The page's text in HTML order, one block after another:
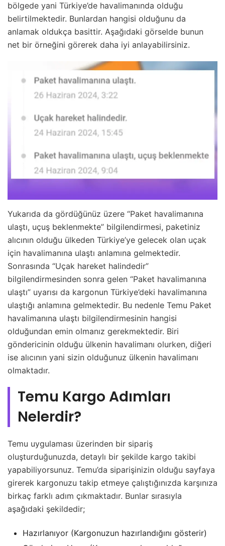
bölgede yani Türkiye’de havalimanında olduğu
belirtilmektedir. Bunlardan hangisi olduğunu da
anlamak oldukça basittir. Aşağıdaki görselde bunun
net bir örneğini görerek daha iyi anlayabilirsiniz.
Yukarıda da gördüğünüz üzere “Paket havalimanına
ulaştı, uçuş beklenmekte” bilgilendirmesi, paketiniz
alıcının olduğu ülkeden Türkiye’ye gelecek olan uçak
için havalimanına ulaştı anlamına gelmektedir.
Sonrasında “Uçak hareket halindedir”
bilgilendirmesinden sonra gelen “Paket havalimanına
ulaştı” uyarısı da kargonun Türkiye’deki havalimanına
ulaştığı anlamına gelmektedir. Bu nedenle Temu Paket
havalimanına ulaştı bilgilendirmesinin hangisi
olduğundan emin olmanız gerekmektedir. Biri
göndericinin olduğu ülkenin havalimanı olurken, diğeri
ise alıcının yani sizin olduğunuz ülkenin havalimanı
olmaktadır.
Temu Kargo Adımları
Nelerdir?
Temu uygulaması üzerinden bir sipariş
oluşturduğunuzda, detaylı bir şekilde kargo takibi
yapabiliyorsunuz. Temu’da siparişinizin olduğu sayfaya
girerek kargonuzu takip etmeye çalıştığınızda karşınıza
birkaç farklı adım çıkmaktadır. Bunlar sırasıyla
aşağıdaki şekildedir;
Hazırlanıyor (Kargonuzun hazırlandığını gösterir)